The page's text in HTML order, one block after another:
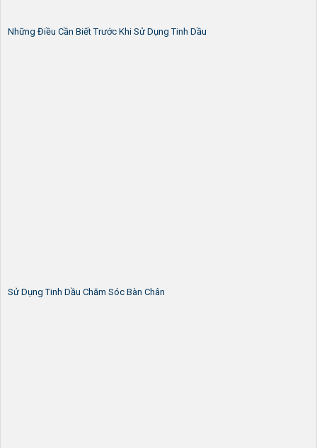
Những Điều Cần Biết Trước Khi Sử Dụng Tinh Dầu
Sử Dụng Tinh Dầu Chăm Sóc Bàn Chân